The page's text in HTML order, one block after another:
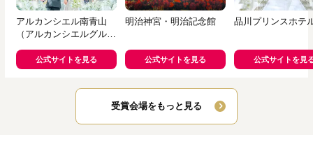
アルカンシエル南青山
（アルカンシエルグルー
公式サイトを見る
明治神宮・明治記念館
公式サイトを見る
品川プリンスホテ
公式サイトを見
受賞会場をもっと見る